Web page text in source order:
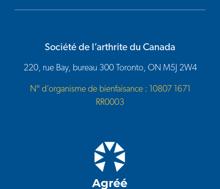
Société de l’arthrite du Canada
220, rue Bay, bureau 300 Toronto, ON M5J 2W4
N° d’organisme de bienfaisance : 10807 1671
RR0003